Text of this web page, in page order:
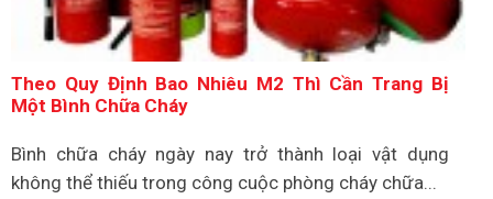
Theo Quy Định Bao Nhiêu M2 Thì Cần Trang Bị
Một Bình Chữa Cháy
Bình chữa cháy ngày nay trở thành loại vật dụng
không thể thiếu trong công cuộc phòng cháy chữa...